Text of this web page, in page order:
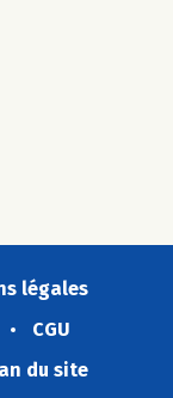
légales
CGU
du site